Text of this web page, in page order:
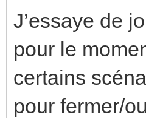
J’essaye de
pour le
certains
pour fermer/